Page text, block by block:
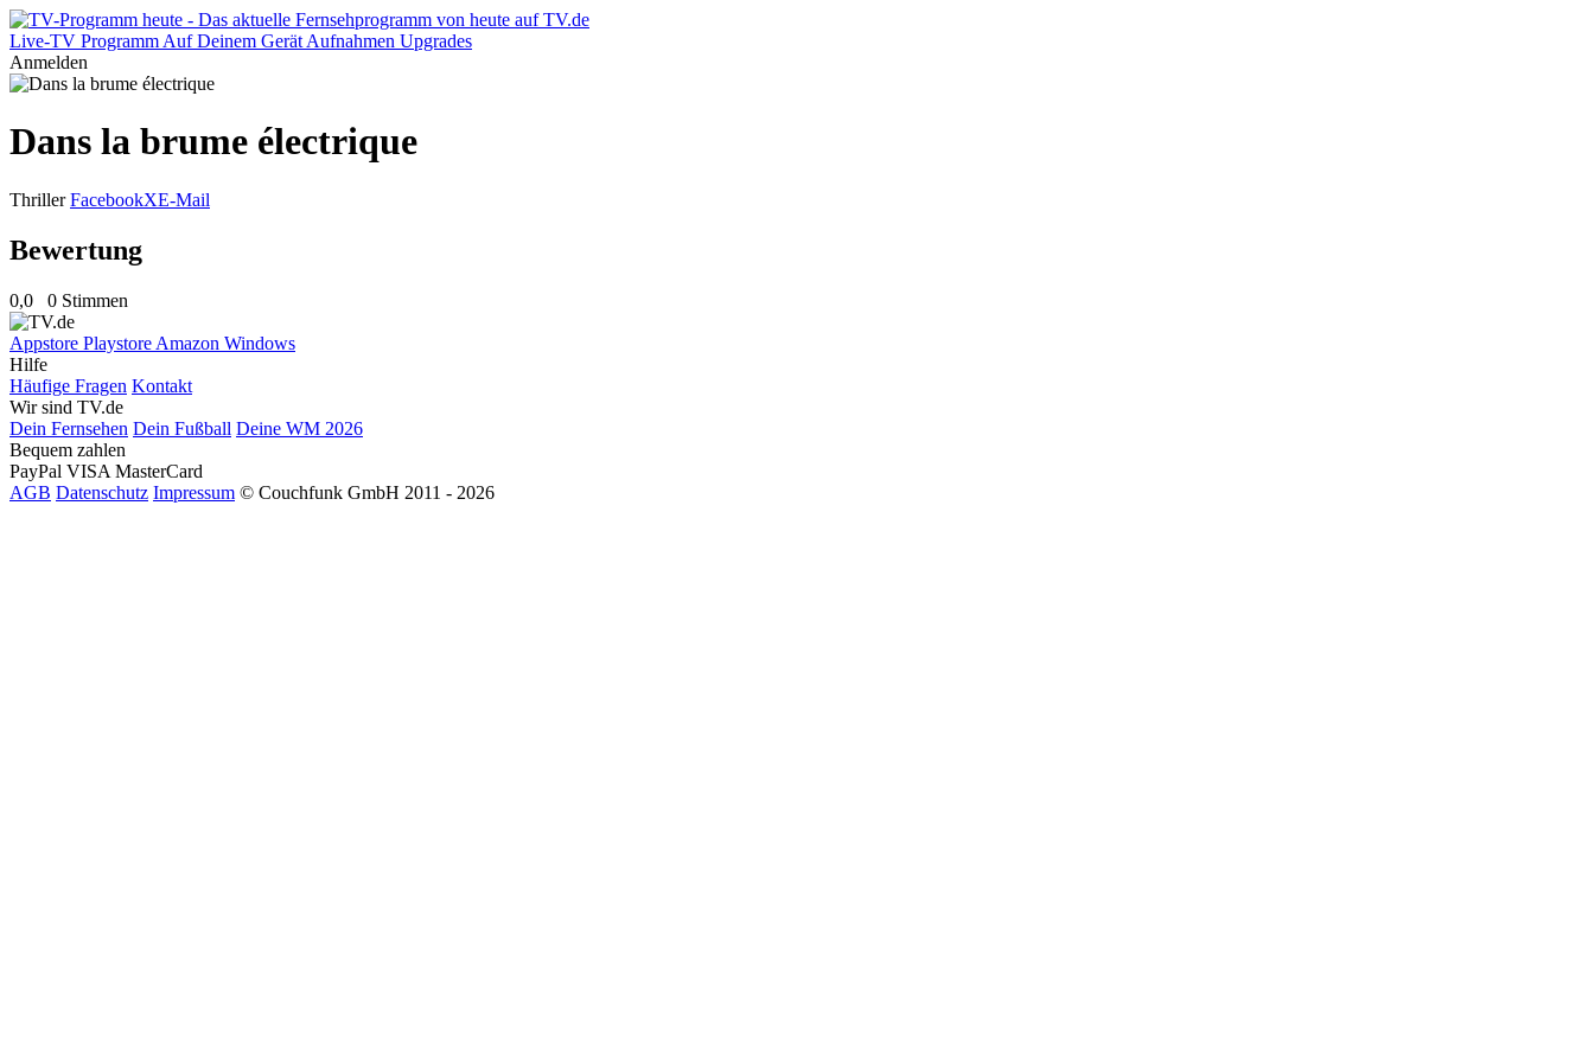
Live-TV Programm Auf Deinem Gerät Aufnahmen Upgrades
Anmelden
Dans la brume électrique
Thriller FacebookXE-Mail
Bewertung
0,0 0 Stimmen
Appstore Playstore Amazon Windows
Hilfe
Häufige Fragen Kontakt
Wir sind TV.de
Dein Fernsehen Dein Fußball Deine WM 2026
Bequem zahlen
PayPal VISA MasterCard
AGB Datenschutz Impressum © Couchfunk GmbH 2011 - 2026